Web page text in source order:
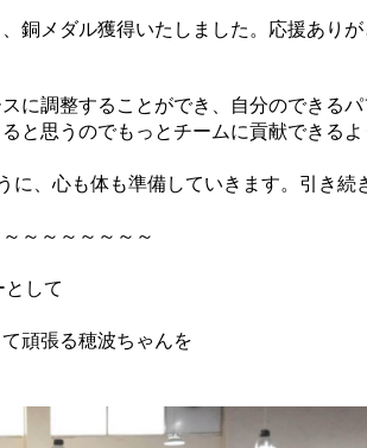
銅メダル獲得いたしました。応援あり
に調整することができ、自分のできる
と思うのでもっとチームに貢献できる
、心も体も準備していきます。引き続
～～～～～～～
して
頑張る穂波ちゃんを